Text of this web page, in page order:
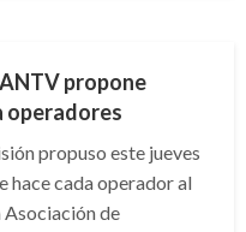
propone
operadores
propuso este jueves
hace cada operador al
de